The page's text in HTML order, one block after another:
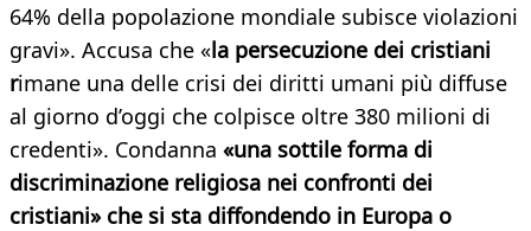
64% della popolazione mondiale subisce violazioni
gravi». Accusa che «la persecuzione dei cristiani
rimane una delle crisi dei diritti umani più diffuse
al giorno d’oggi che colpisce oltre 380 milioni di
credenti». Condanna «una sottile forma di
discriminazione religiosa nei confronti dei
cristiani» che si sta diffondendo in Europa o